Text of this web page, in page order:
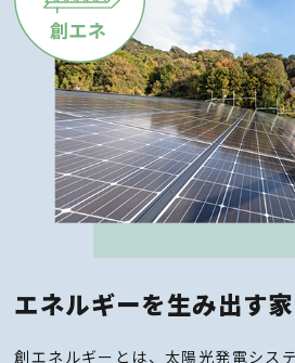
エネルギーを生み出す
創エネルギーとは、太陽光発電シス